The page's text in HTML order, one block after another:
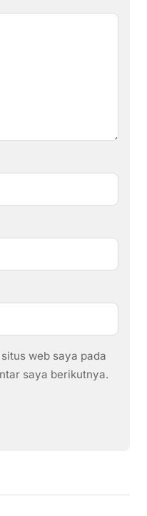
web saya pada
saya berikutnya.